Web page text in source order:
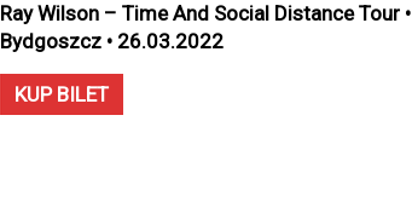
Ray Wilson – Time And Social Distance Tour •
Bydgoszcz • 26.03.2022
KUP BILET